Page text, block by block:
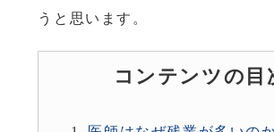
うと思います。
コンテンツの目